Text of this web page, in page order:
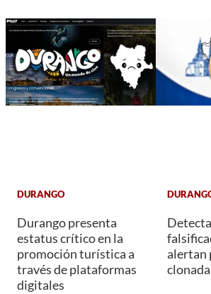
DURANGO
Durango presenta
estatus crítico en la
promoción turística a
través de plataformas
digitales
alertan